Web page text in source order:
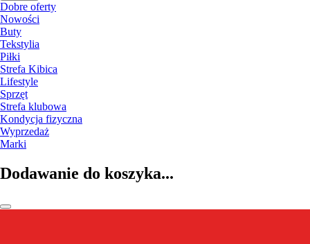
Dobre oferty
Nowości
Buty
Tekstylia
Piłki
Strefa Kibica
Lifestyle
Sprzęt
Strefa klubowa
Kondycja fizyczna
Wyprzedaż
Marki
Dodawanie do koszyka...